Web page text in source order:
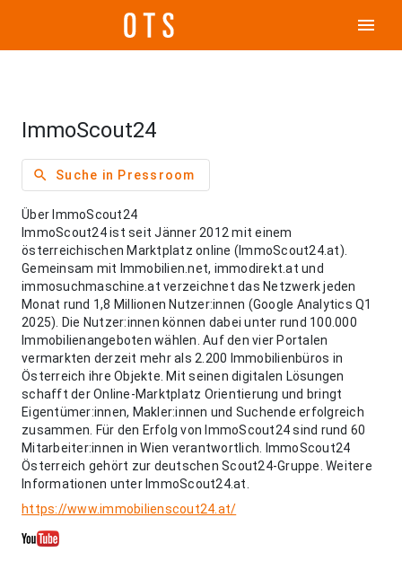
menu
ImmoScout24
search Suche in Pressroom
Über ImmoScout24
ImmoScout24 ist seit Jänner 2012 mit einem
österreichischen Marktplatz online (ImmoScout24.at).
Gemeinsam mit Immobilien.net, immodirekt.at und
immosuchmaschine.at verzeichnet das Netzwerk jeden
Monat rund 1,8 Millionen Nutzer:innen (Google Analytics Q1
2025). Die Nutzer:innen können dabei unter rund 100.000
Immobilienangeboten wählen. Auf den vier Portalen
vermarkten derzeit mehr als 2.200 Immobilienbüros in
Österreich ihre Objekte. Mit seinen digitalen Lösungen
schafft der Online-Marktplatz Orientierung und bringt
Eigentümer:innen, Makler:innen und Suchende erfolgreich
zusammen. Für den Erfolg von ImmoScout24 sind rund 60
Mitarbeiter:innen in Wien verantwortlich. ImmoScout24
Österreich gehört zur deutschen Scout24-Gruppe. Weitere
Informationen unter ImmoScout24.at.
https://www.immobilienscout24.at/